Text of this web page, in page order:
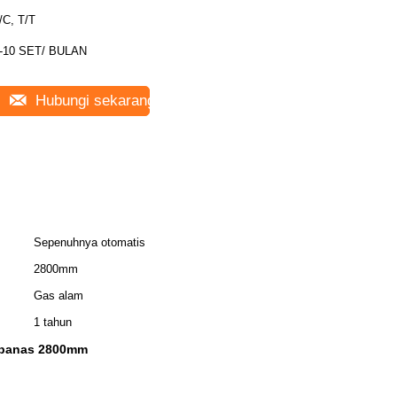
C, T/T
10 SET/ BULAN
Hubungi sekarang
Sepenuhnya otomatis
2800mm
Gas alam
1 tahun
2800mm